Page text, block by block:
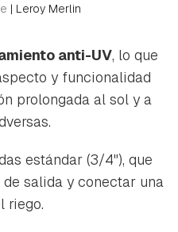
| Leroy Merlin
anti-UV, lo que
y funcionalidad
prolongada al sol y a
estándar (3/4"), que
salida y conectar una
riego.